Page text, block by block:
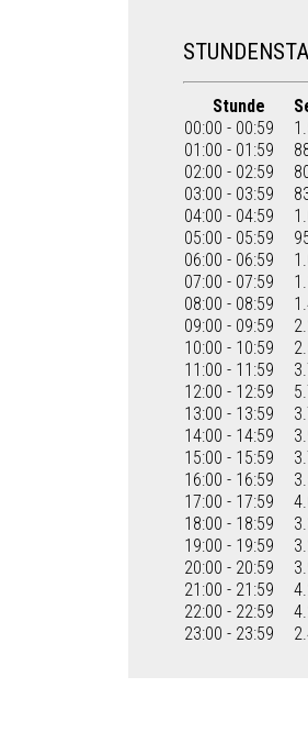
Stunde
00:00 - 00:59
01:00 - 01:59
02:00 - 02:59
03:00 - 03:59
04:00 - 04:59
05:00 - 05:59
06:00 - 06:59
07:00 - 07:59
08:00 - 08:59
09:00 - 09:59
10:00 - 10:59
11:00 - 11:59
12:00 - 12:59
13:00 - 13:59
14:00 - 14:59
15:00 - 15:59
16:00 - 16:59
17:00 - 17:59
18:00 - 18:59
19:00 - 19:59
20:00 - 20:59
21:00 - 21:59
22:00 - 22:59
23:00 - 23:59